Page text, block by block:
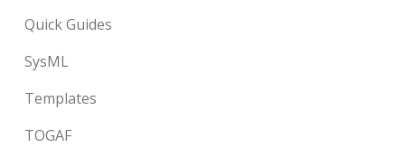
Quick Guides
SysML
Templates
TOGAF